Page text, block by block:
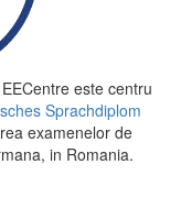
este centru
Sprachdiplom
examenelor de
in Romania.